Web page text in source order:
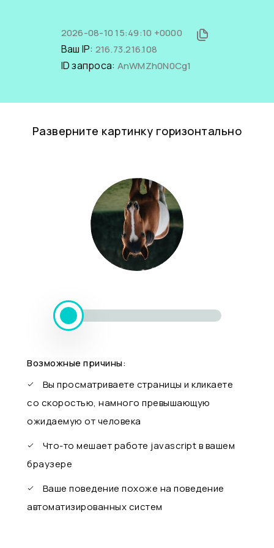
2026-08-10 15:49:10 +0000
Ваш IP: 216.73.216.108
ID запроса: AnWMZh0N0Cg1
Разверните картинку горизонтально
Возможные причины:
Вы просматриваете страницы и кликаете
со скоростью, намного превышающую
ожидаемую от человека
Что-то мешает работе javascript в вашем
браузере
Ваше поведение похоже на поведение
автоматизированных систем